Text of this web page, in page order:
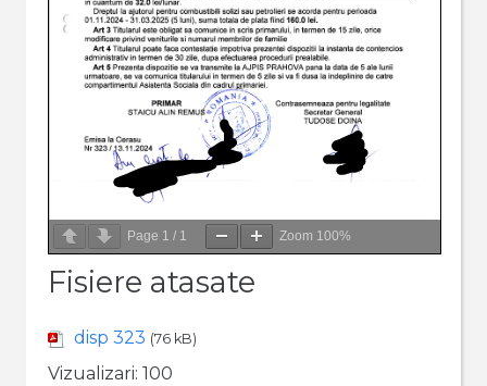
Page 1 / 1 Zoom 100%
Fisiere atasate
disp 323 (76 kB)
Vizualizari: 100